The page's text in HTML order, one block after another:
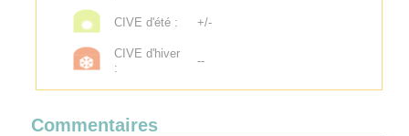
CIVE d'été : +/-
CIVE d'hiver
:
--
Commentaires